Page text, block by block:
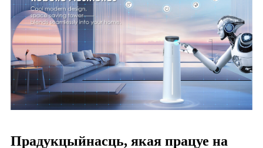
Прадукцыйнасць, якая працуе на